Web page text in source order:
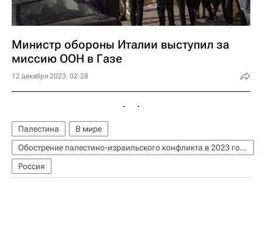
Министр обороны Италии выступил за
миссию ООН в Газе
12 декабря 2023, 02:28
Палестина
В мире
Обострение палестино-израильского конфликта в 2023 году
Россия